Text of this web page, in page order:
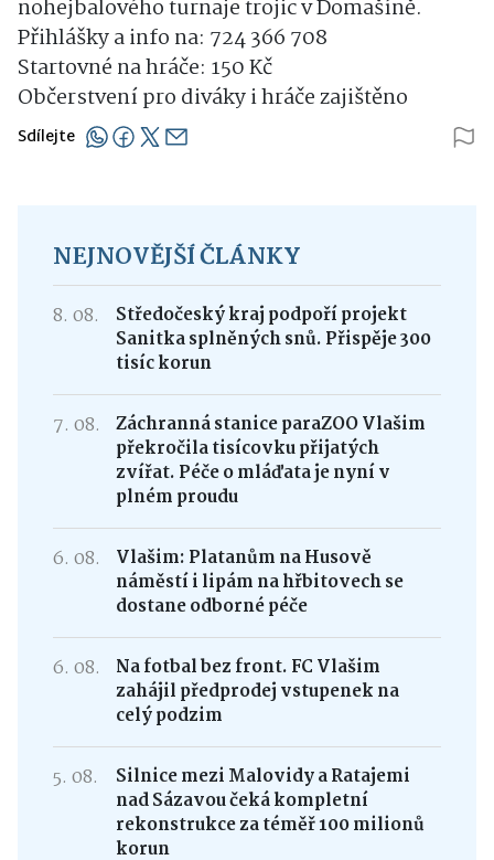
nohejbalového turnaje trojic v Domašíně.
Přihlášky a info na: 724 366 708
Startovné na hráče: 150 Kč
Občerstvení pro diváky i hráče zajištěno
Sdílejte
NEJNOVĚJŠÍ ČLÁNKY
8. 08.
Středočeský kraj podpoří projekt
Sanitka splněných snů. Přispěje 300
tisíc korun
7. 08.
Záchranná stanice paraZOO Vlašim
překročila tisícovku přijatých
zvířat. Péče o mláďata je nyní v
plném proudu
6. 08.
Vlašim: Platanům na Husově
náměstí i lipám na hřbitovech se
dostane odborné péče
6. 08.
Na fotbal bez front. FC Vlašim
zahájil předprodej vstupenek na
celý podzim
5. 08.
Silnice mezi Malovidy a Ratajemi
nad Sázavou čeká kompletní
rekonstrukce za téměř 100 milionů
korun